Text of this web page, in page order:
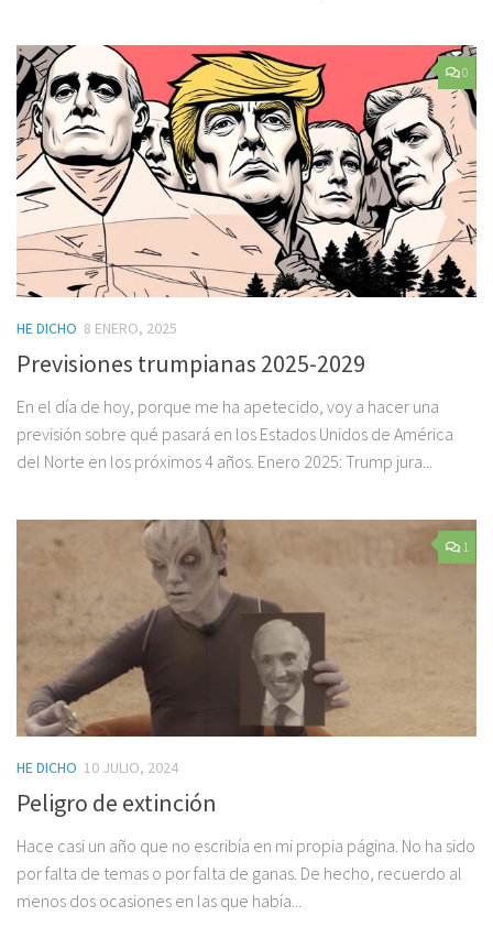
0
HE DICHO 8 ENERO, 2025
Previsiones trumpianas 2025-2029
En el día de hoy, porque me ha apetecido, voy a hacer una
previsión sobre qué pasará en los Estados Unidos de América
del Norte en los próximos 4 años. Enero 2025: Trump jura...
1
HE DICHO 10 JULIO, 2024
Peligro de extinción
Hace casi un año que no escribía en mi propia página. No ha sido
por falta de temas o por falta de ganas. De hecho, recuerdo al
menos dos ocasiones en las que había...